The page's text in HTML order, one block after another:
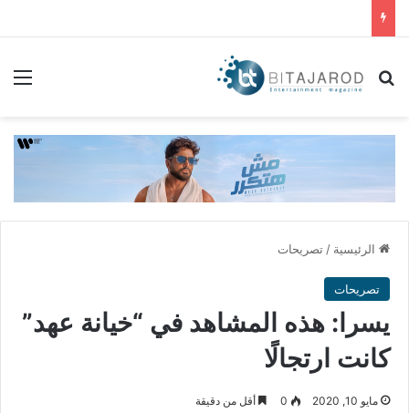
بحث عن
الرئيسية / تصريحات
تصريحات
يسرا: هذه المشاهد في “خيانة عهد”
كانت ارتجالًا
مايو 10, 2020 0 أقل من دقيقة